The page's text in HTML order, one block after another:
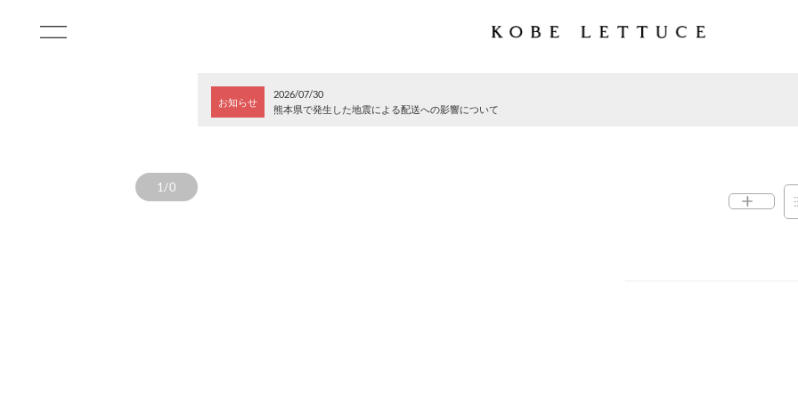
お知らせ
2026/07/30
熊本県で発生した地震による配送への影響について
1/0